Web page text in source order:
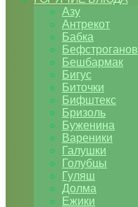
Азу
Антрекот
Бабка
Бефстроганов
Бешбармак
Бигус
Биточки
Бифштекс
Бризоль
Буженина
Вареники
Галушки
Голубцы
Гуляш
Долма
Ежики